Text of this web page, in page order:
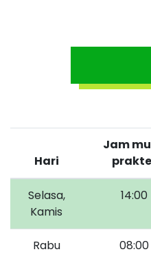
Hari
Jam
Selasa,
Kamis
14:00
Rabu 08:00